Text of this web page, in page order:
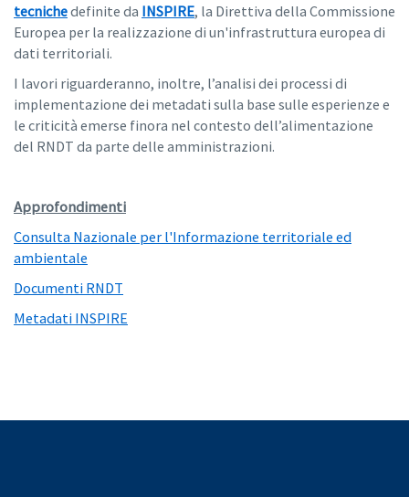
tecnichedefinite da INSPIRE, la Direttiva della Commissione
Europea per la realizzazione di un'infrastruttura europea di
dati territoriali.
I lavori riguarderanno, inoltre, l’analisi dei processi di
implementazione dei metadati sulla base sulle esperienze e
le criticità emerse finora nel contesto dell’alimentazione
del RNDT da parte delle amministrazioni.
Approfondimenti
Consulta Nazionale per l'Informazione territoriale ed
ambientale
Documenti RNDT
Metadati INSPIRE